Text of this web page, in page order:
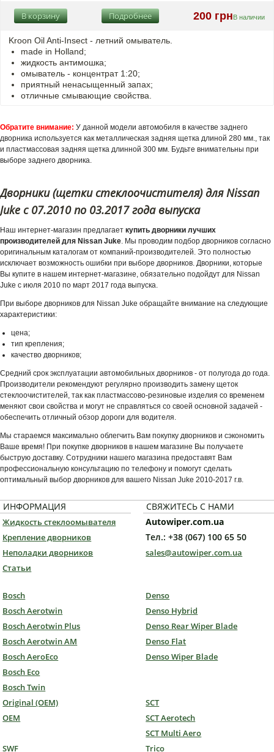
200 грн В наличии
Подробнее
В корзину
Kroon Oil Anti-Insect - летний омыватель.
made in Holland;
жидкость антимошка;
омыватель - концентрат 1:20;
приятный ненасыщенный запах;
отличные смывающие свойства.
Обратите внимание: У данной модели автомобиля в качестве заднего
дворника используется как металлическая задняя щетка длиной 280 мм., так
и пластмассовая задняя щетка длинной 300 мм. Будьте внимательны при
выборе заднего дворника.
Дворники (щетки стеклоочистителя) для Nissan
Juke c 07.2010 по 03.2017 года выпуска
Наш интернет-магазин предлагает купить дворники лучших
производителей для Nissan Juke. Мы проводим подбор дворников согласно
оригинальным каталогам от компаний-производителей. Это полностью
исключает возможность ошибки при выборе дворников. Дворники, которые
Вы купите в нашем интернет-магазине, обязательно подойдут для Nissan
Juke с июля 2010 по март 2017 года выпуска.
При выборе дворников для Nissan Juke обращайте внимание на следующие
характеристики:
цена;
тип крепления;
качество дворников;
Средний срок эксплуатации автомобильных дворников - от полугода до года.
Производители рекомендуют регулярно производить замену щеток
стеклоочистителей, так как пластмассово-резиновые изделия со временем
меняют свои свойства и могут не справляться со своей основной задачей -
обеспечить отличный обзор дороги для водителя.
Мы стараемся максимально облегчить Вам покупку дворников и сэкономить
Ваше время! При покупке дворников в нашем магазине Вы получаете
быструю доставку. Сотрудники нашего магазина предоставят Вам
профессиональную консультацию по телефону и помогут сделать
оптимальный выбор дворников для вашего Nissan Juke 2010-2017 г.в.
ИНФОРМАЦИЯ
Жидкость стеклоомывателя
Крепление дворников
Неполадки дворников
Статьи
СВЯЖИТЕСЬ С НАМИ
Autowiper.com.ua
Тел.: +38 (067) 100 65 50
sales@autowiper.com.ua
Bosch
Bosch Aerotwin
Bosch Aerotwin Plus
Bosch Aerotwin AM
Bosch AeroEco
Bosch Eco
Bosch Twin
Denso
Denso Hybrid
Denso Rear Wiper Blade
Denso Flat
Denso Wiper Blade
Original (OEM)
OEM
SCT
SCT Aerotech
SCT Multi Aero
SWF
Trico